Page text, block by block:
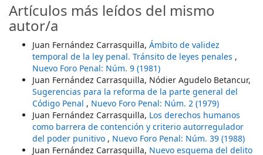
Artículos más leídos del mismo
autor/a
Juan Fernández Carrasquilla, Ámbito de validez
temporal de la ley penal. Tránsito de leyes penales ,
Nuevo Foro Penal: Núm. 9 (1981)
Juan Fernández Carrasquilla, Nódier Agudelo Betancur,
Sugerencias para la reforma de la parte general del
Código Penal , Nuevo Foro Penal: Núm. 2 (1979)
Juan Fernández Carrasquilla, Los derechos humanos
como barrera de contención y criterio autorregulador
del poder punitivo , Nuevo Foro Penal: Núm. 39 (1988)
Juan Fernández Carrasquilla, Nuevo esquema del delito